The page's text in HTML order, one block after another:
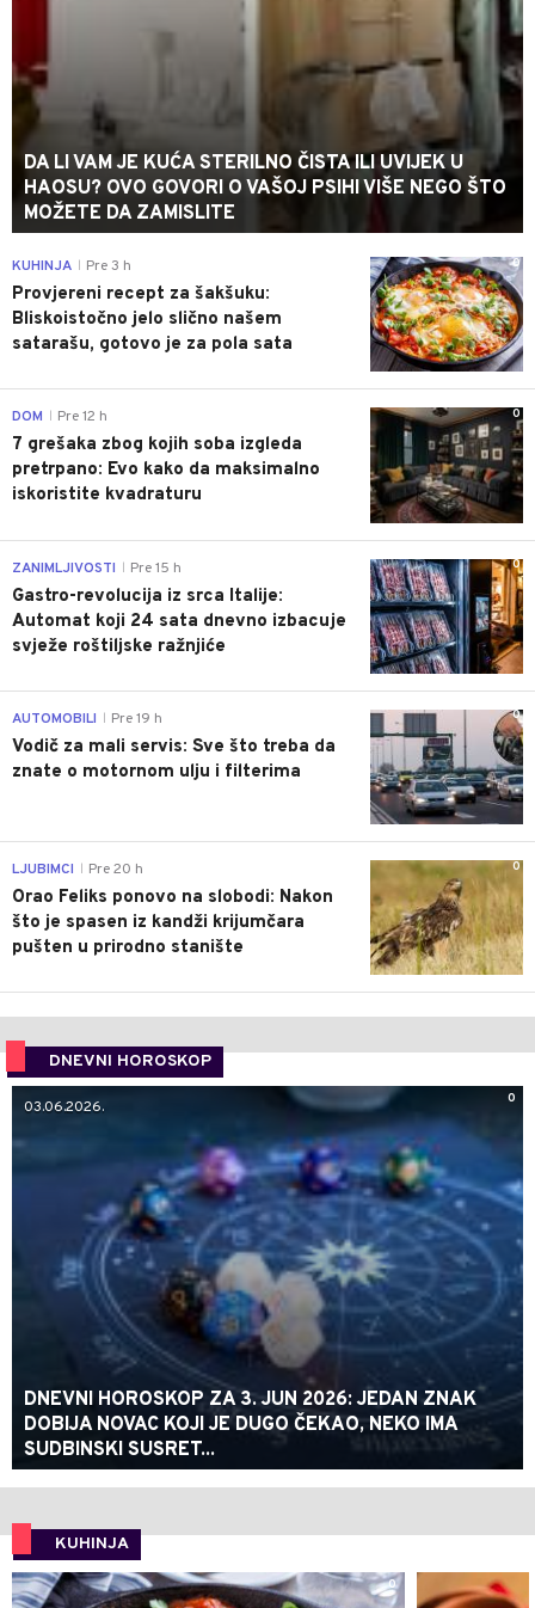
DA LI VAM JE KUĆA STERILNO ČISTA ILI UVIJEK U
HAOSU? OVO GOVORI O VAŠOJ PSIHI VIŠE NEGO ŠTO
MOŽETE DA ZAMISLITE
0
KUHINJA Pre 3 h
Provjereni recept za šakšuku:
Bliskoistočno jelo slično našem
satarašu, gotovo je za pola sata
0
DOM Pre 12 h
7 grešaka zbog kojih soba izgleda
pretrpano: Evo kako da maksimalno
iskoristite kvadraturu
0
ZANIMLJIVOSTI Pre 15 h
Gastro-revolucija iz srca Italije:
Automat koji 24 sata dnevno izbacuje
svježe roštiljske ražnjiće
0
AUTOMOBILI Pre 19 h
Vodič za mali servis: Sve što treba da
znate o motornom ulju i filterima
0
LJUBIMCI Pre 20 h
Orao Feliks ponovo na slobodi: Nakon
što je spasen iz kandži krijumčara
pušten u prirodno stanište
DNEVNI HOROSKOP
0
03.06.2026.
DNEVNI HOROSKOP ZA 3. JUN 2026: JEDAN ZNAK
DOBIJA NOVAC KOJI JE DUGO ČEKAO, NEKO IMA
SUDBINSKI SUSRET...
KUHINJA
0